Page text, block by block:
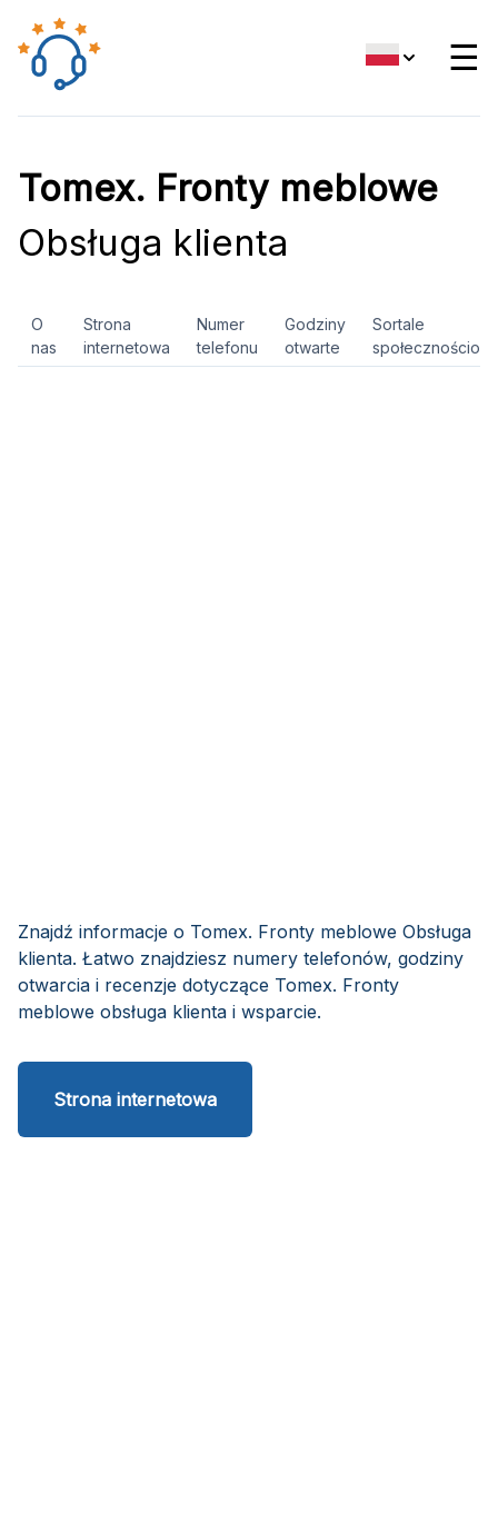
☰
Tomex. Fronty meblowe
Obsługa klienta
O
nas
Strona
internetowa
Numer
telefonu
Godziny
otwarte
Sortale
Znajdź informacje o Tomex. Fronty meblowe Obsługa
klienta. Łatwo znajdziesz numery telefonów, godziny
otwarcia i recenzje dotyczące Tomex. Fronty
meblowe obsługa klienta i wsparcie.
Strona internetowa